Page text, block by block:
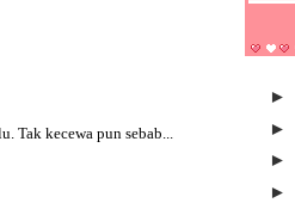
Tak kecewa pun sebab...
►
►
►
►